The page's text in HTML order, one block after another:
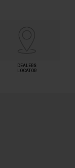
DEALERS
LOCATOR